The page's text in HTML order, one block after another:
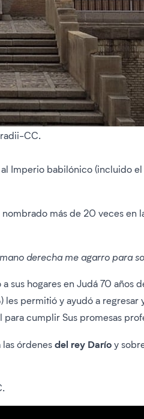
CC.
Imperio babilónico (incluido
más de 20 veces
derecha me agarro para
hogares en Judá 70 años
les permitió y ayudó a
cumplir Sus promesas
órdenesdel rey Daríoy